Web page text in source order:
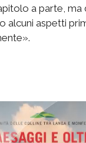
a parte, ma
alcuni aspetti